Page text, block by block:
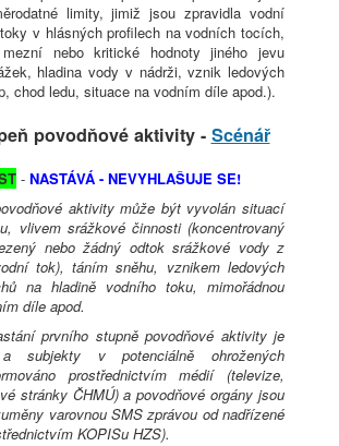
limity, jimiž jsou zpravidla vodní
v hlásných profilech na vodních tocích,
nebo kritické hodnoty jiného jevu
hladina vody v nádrži, vznik ledových
chod ledu, situace na vodním díle apod.).
povodňové aktivity - Scénář
- NASTÁVÁ - NEVYHLAŠUJE SE!
aktivity může být vyvolán situací
vlivem srážkové činnosti (koncentrovaný
nebo žádný odtok srážkové vody z
tok), táním sněhu, vznikem ledových
na hladině vodního toku, mimořádnou
díle apod.
prvního stupně povodňové aktivity je
a subjekty v potenciálně ohrožených
prostřednictvím médií (televize,
stránky ČHMÚ) a povodňové orgány jsou
varovnou SMS zprávou od nadřízené
KOPISu HZS).